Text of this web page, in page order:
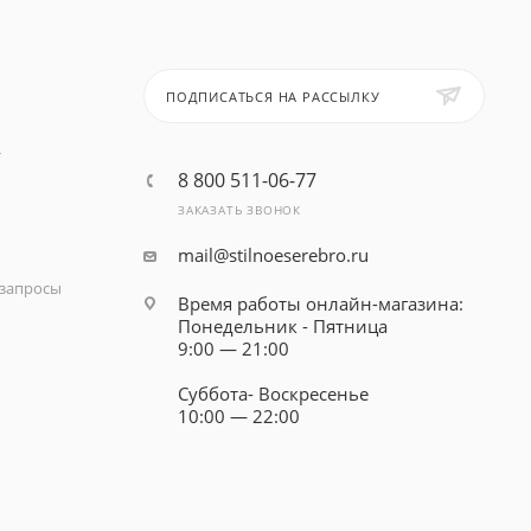
ПОДПИСАТЬСЯ НА РАССЫЛКУ
8 800 511-06-77
ЗАКАЗАТЬ ЗВОНОК
mail@stilnoeserebro.ru
Время работы онлайн-магазина:
Понедельник - Пятница
9:00 — 21:00
Суббота- Воскресенье
10:00 — 22:00